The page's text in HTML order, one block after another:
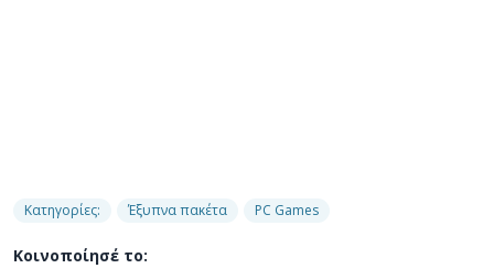
Κατηγορίες: Έξυπνα πακέτα PC Games
Κοινοποίησέ το: